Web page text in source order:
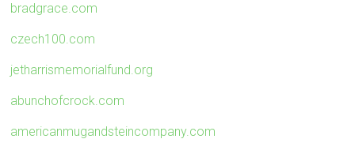
bradgrace.com
czech100.com
jetharrismemorialfund.org
abunchofcrock.com
americanmugandsteincompany.com